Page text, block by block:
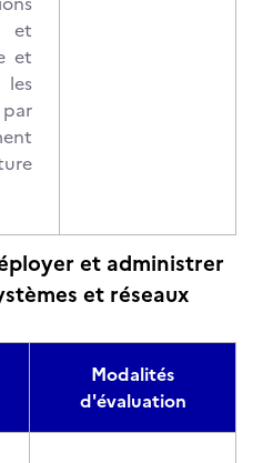
et
et administrer
et réseaux
Modalités
d'évaluation